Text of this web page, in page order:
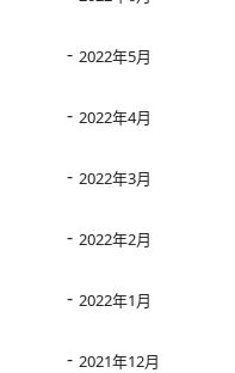
2022年5月
2022年4月
2022年3月
2022年2月
2022年1月
2021年12月